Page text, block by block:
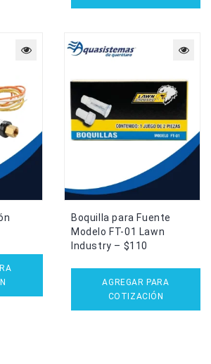
Boquilla para Fuente
Modelo FT-01 Lawn
Industry – $110
AGREGAR PARA
COTIZACIÓN